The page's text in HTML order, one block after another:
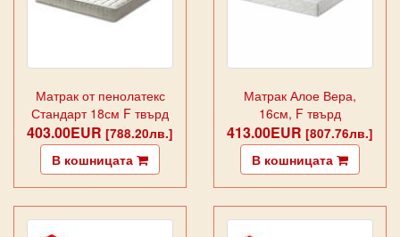
Матрак от пенолатекс
Стандарт 18см F твърд
403.00EUR [788.20лв.]
В кошницата
Матрак Алое Вера,
16см, F твърд
413.00EUR [807.76лв.]
В кошницата